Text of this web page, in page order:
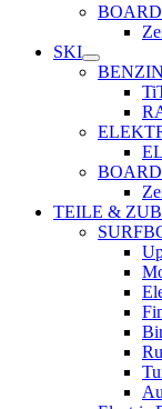
SKI
TEILE &